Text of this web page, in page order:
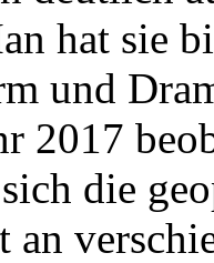
hat sie
und
2017
die
an